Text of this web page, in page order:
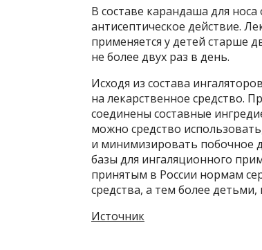
В составе карандаша для
антисептическое действие.
применяется у детей старше
не более двух раз в день.
Исходя из состава
на лекарственное средство.
соединены составные
можно средство
и минимизировать побочное
базы для ингаляционного
принятым в России нормам
средства, а тем более
Источник